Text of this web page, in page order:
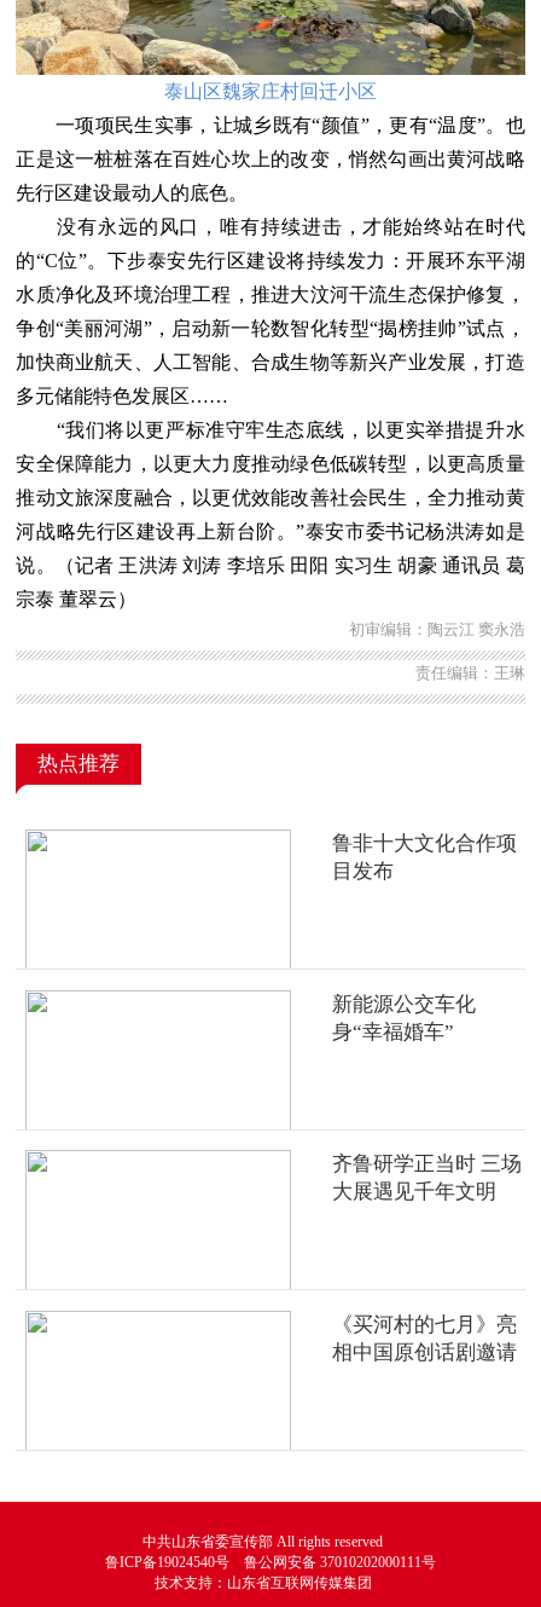
泰山区魏家庄村回迁小区
一项项民生实事，让城乡既有“颜值”，更有“温度”。也
正是这一桩桩落在百姓心坎上的改变，悄然勾画出黄河战略
先行区建设最动人的底色。
没有永远的风口，唯有持续进击，才能始终站在时代
的“C位”。下步泰安先行区建设将持续发力：开展环东平湖
水质净化及环境治理工程，推进大汶河干流生态保护修复，
争创“美丽河湖”，启动新一轮数智化转型“揭榜挂帅”试点，
加快商业航天、人工智能、合成生物等新兴产业发展，打造
多元储能特色发展区……
“我们将以更严标准守牢生态底线，以更实举措提升水
安全保障能力，以更大力度推动绿色低碳转型，以更高质量
推动文旅深度融合，以更优效能改善社会民生，全力推动黄
河战略先行区建设再上新台阶。”泰安市委书记杨洪涛如是
说。（记者 王洪涛 刘涛 李培乐 田阳 实习生 胡豪 通讯员 葛
宗泰 董翠云）
初审编辑：陶云江 窦永浩
责任编辑：王琳
热点推荐
鲁非十大文化合作项
目发布
新能源公交车化
身“幸福婚车”
齐鲁研学正当时 三场
大展遇见千年文明
《买河村的七月》亮
相中国原创话剧邀请
中共山东省委宣传部 All rights reserved
鲁ICP备19024540号 鲁公网安备 37010202000111号
技术支持：山东省互联网传媒集团